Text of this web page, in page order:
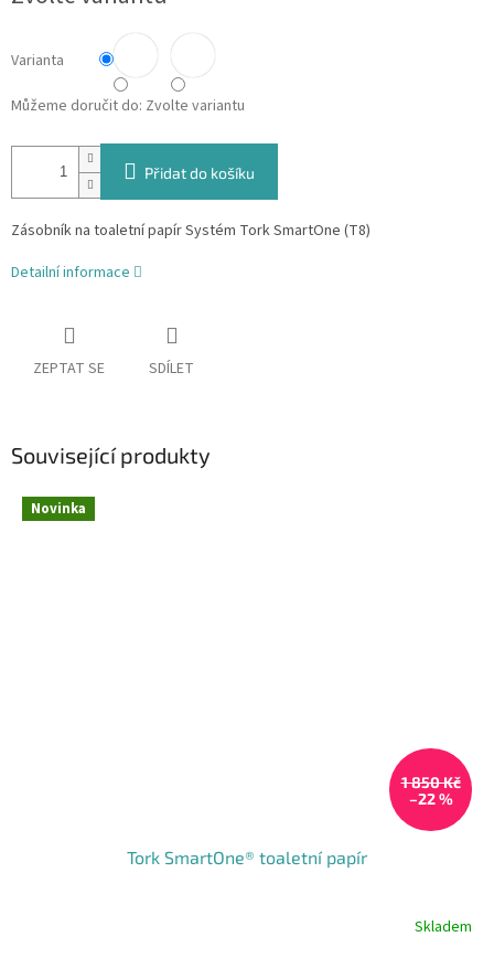
Varianta
Můžeme doručit do: Zvolte variantu
Přidat do košíku
Zásobník na toaletní papír Systém Tork SmartOne (T8)
Detailní informace
ZEPTAT SE SDÍLET
Související produkty
Novinka
1 850 Kč
–22 %
Tork SmartOne® toaletní papír
Skladem